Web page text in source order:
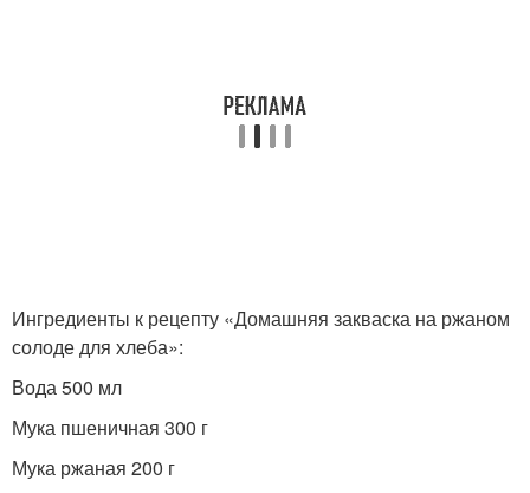
Ингредиенты к рецепту «Домашняя закваска на ржаном
солоде для хлеба»:
Вода 500 мл
Мука пшеничная 300 г
Мука ржаная 200 г